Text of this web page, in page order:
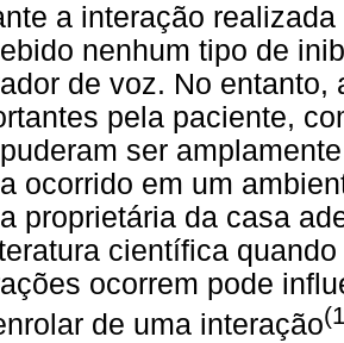
a interação
nenhum tipo de
de voz. No
pela paciente,
ser
ocorrido em um
proprietária da casa
científica
ocorrem pode
de uma interação